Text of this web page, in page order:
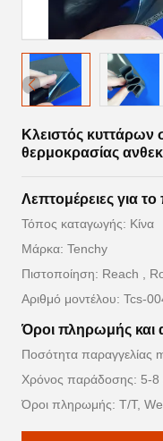
Κλειστός κυττάρων
θερμοκρασίας
Λεπτομέρειες για
Τόπος καταγωγής: Κίνα
Μάρκα: Tenchy
Πιστοποίηση: Reach ,
Αριθμό μοντέλου: Tcs-
Όροι πληρωμής και
Ποσότητα παραγγελίας
Χρόνος παράδοσης: 5-8
Όροι πληρωμής: T/T,